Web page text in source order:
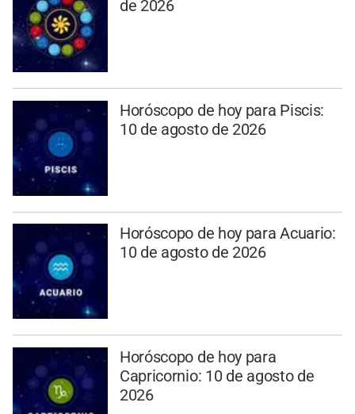
de 2026
Horóscopo de hoy para Piscis:
10 de agosto de 2026
Horóscopo de hoy para Acuario:
10 de agosto de 2026
Horóscopo de hoy para
Capricornio: 10 de agosto de
2026